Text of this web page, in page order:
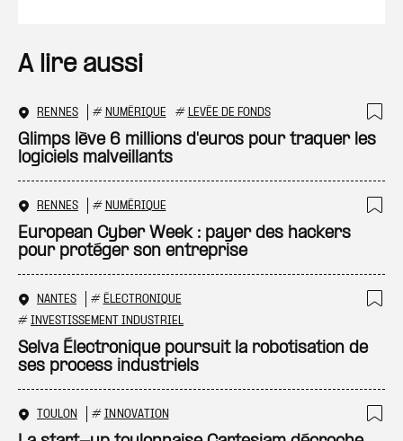
A lire aussi
RENNES # NUMÉRIQUE # LEVÉE DE FONDS
Glimps lève 6 millions d'euros pour traquer les
logiciels malveillants
RENNES # NUMÉRIQUE
European Cyber Week : payer des hackers
pour protéger son entreprise
NANTES # ÉLECTRONIQUE
# INVESTISSEMENT INDUSTRIEL
Selva Électronique poursuit la robotisation de
ses process industriels
TOULON # INNOVATION